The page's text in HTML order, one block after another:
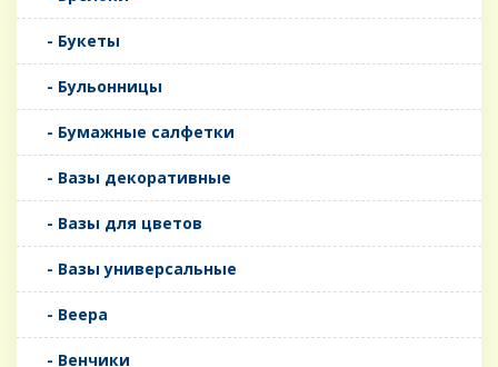
- Букеты
- Бульонницы
- Бумажные салфетки
- Вазы декоративные
- Вазы для цветов
- Вазы универсальные
- Веера
- Венчики